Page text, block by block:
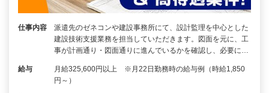
仕事内容
派遣先のゼネコンや建設事務所にて、設計監理を中心とした
建設技術支援業務を担当していただきます。図面を元に、工
事が計画通り・図面通りに進んでいるかを確認し、必要に…
給与
月給325,600円以上 ※月22日勤務時の給与例（時給1,850
円～）